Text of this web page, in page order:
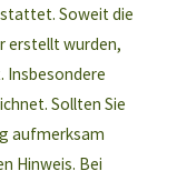
Soweit die
erstellt wurden,
Insbesondere
Sollten Sie
aufmerksam
Hinweis. Bei